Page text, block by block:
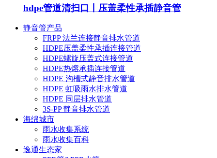
hdpe管道清扫口丨压盖柔性承插静音管
静音管产品
FRPP 法兰连接静音排水管道
HDPE压盖柔性承插连接管道
HDPE螺旋压盖式连接管道
HDPE热熔承插连接管道
HDPE 沟槽式静音排水管道
HDPE 虹吸雨水排水管道
HDPE 同层排水管道
3S-PP 静音排水管道
海绵城市
雨水收集系统
雨水收集百科
逸通生态家